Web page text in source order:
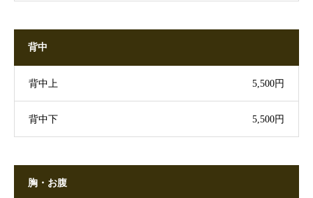
背中
背中上 5,500円
背中下 5,500円
胸・お腹